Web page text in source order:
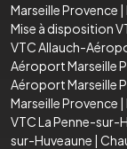
Marseille Provence |
Mise à disposition
VTC Allauch-
Aéroport Marseille
Aéroport Marseille
Marseille Provence |
VTC La Penne-sur-
sur-Huveaune |